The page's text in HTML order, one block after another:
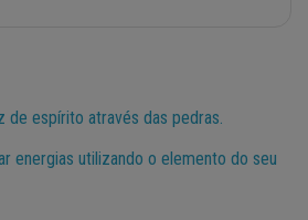
de espírito através das pedras.
energias utilizando o elemento do seu